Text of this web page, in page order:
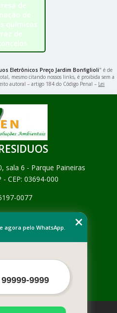
de
de
químicos
de
Eletrônicos Preço Jardim Bonfiglioli" é de
mesmo citando nossos links, é proibida sem a
autoral – artigo 184 do Código Penal – Lei
sala 6 - Parque Paineiras
- CEP: 03694-000
0077
agora pelo WhatsApp.